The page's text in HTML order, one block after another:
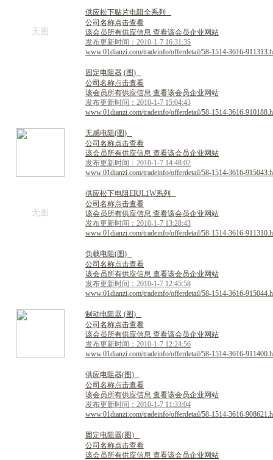
无图
供应松下贴片电阻 全系列
公司名称点击查看
该会员所有供应信息 查看该会员企业网站
发布更新时间：2010-1-7 16:31:35
www.01dianzi.com/tradeinfo/offerdetail/58-1514-3616-
固 定电阻 器 (图)
公司名称点击查看
该会员所有供应信息 查看该会员企业网站
发布更新时间：2010-1-7 15:04:43
www.01dianzi.com/tradeinfo/offerdetail/58-1514-3616-
无感电阻 (图)
公司名称点击查看
该会员所有供应信息 查看该会员企业网站
发布更新时间：2010-1-7 14:48:02
www.01dianzi.com/tradeinfo/offerdetail/58-1514-3616-
无图
供应松下电阻 ERJL1W系列
公司名称点击查看
该会员所有供应信息 查看该会员企业网站
发布更新时间：2010-1-7 13:28:43
www.01dianzi.com/tradeinfo/offerdetail/58-1514-3616-
负载电阻 (图)
公司名称点击查看
该会员所有供应信息 查看该会员企业网站
发布更新时间：2010-1-7 12:45:58
www.01dianzi.com/tradeinfo/offerdetail/58-1514-3616-
制 动电阻 器 (图)
公司名称点击查看
该会员所有供应信息 查看该会员企业网站
发布更新时间：2010-1-7 12:24:56
www.01dianzi.com/tradeinfo/offerdetail/58-1514-3616-
供应电阻 器(图)
公司名称点击查看
该会员所有供应信息 查看该会员企业网站
发布更新时间：2010-1-7 11:33:04
www.01dianzi.com/tradeinfo/offerdetail/58-1514-3616-
固 定电阻 器(图)
公司名称点击查看
该会员所有供应信息 查看该会员企业网站